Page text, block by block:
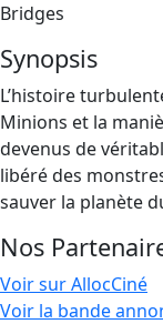
Bridges
Synopsis
L’histoire
Minions et la
devenus de
libéré des
sauver la planète
Nos
Voir sur AllocCiné
Voir la bande